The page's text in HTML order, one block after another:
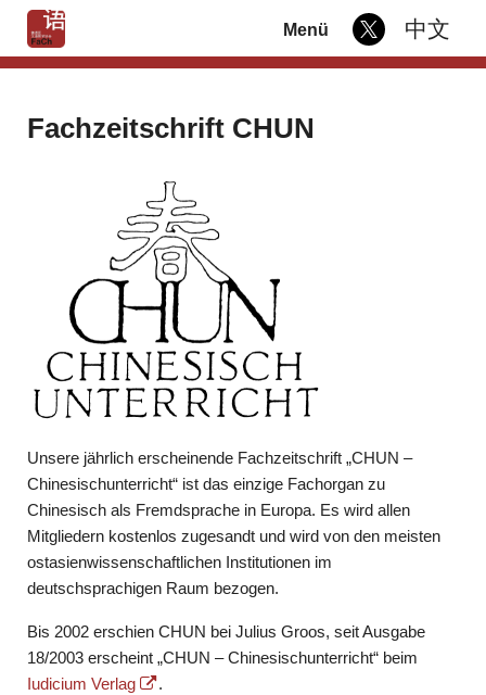
Menü 中文
Fachzeitschrift CHUN
Unsere jährlich erscheinende Fachzeitschrift „CHUN –
Chinesischunterricht“ ist das einzige Fachorgan zu
Chinesisch als Fremdsprache in Europa. Es wird allen
Mitgliedern kostenlos zugesandt und wird von den meisten
ostasienwissenschaftlichen Institutionen im
deutschsprachigen Raum bezogen.
Bis 2002 erschien CHUN bei Julius Groos, seit Ausgabe
18/2003 erscheint „CHUN – Chinesischunterricht“ beim
Iudicium Verlag
.